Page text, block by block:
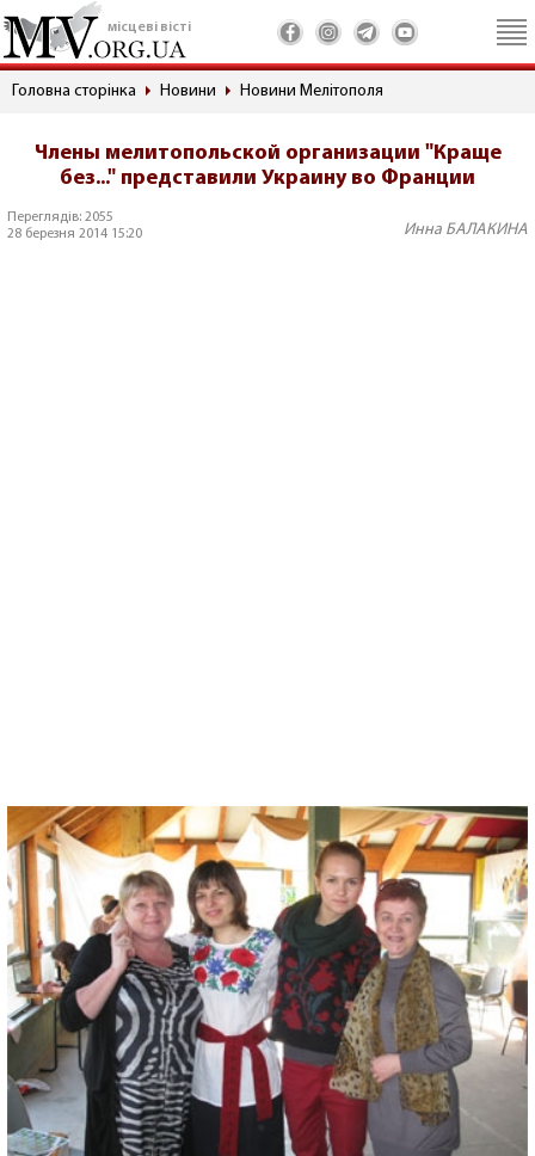
місцеві вісті
Головна сторінка Новини Новини Мелітополя
Члены мелитопольской организации "Краще
без..." представили Украину во Франции
Переглядів: 2055
28 березня 2014 15:20
Инна БАЛАКИНА